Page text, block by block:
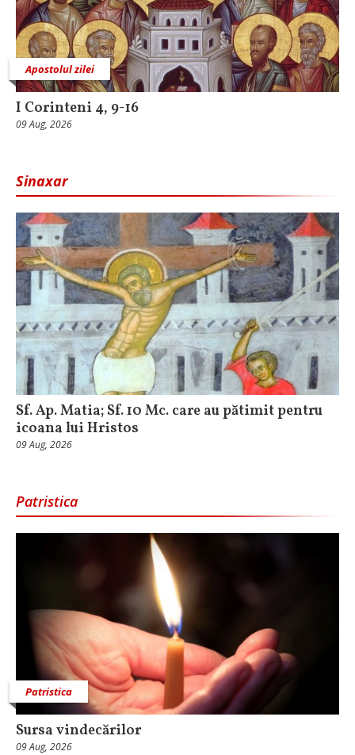
Apostolul zilei
I Corinteni 4, 9-16
09 Aug, 2026
Sinaxar
Sf. Ap. Matia; Sf. 10 Mc. care au pătimit pentru
icoana lui Hristos
09 Aug, 2026
Patristica
Patristica
Sursa vindecărilor
09 Aug, 2026